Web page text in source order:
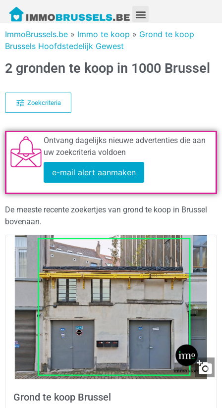
ImmoBrussels.be » Immo te koop » Grond te koop
Brussels Hoofdstedelijk Gewest
2 gronden te koop in 1000 Brussel
Zoekcriteria
Ontvang dagelijks nieuwe advertenties die aan
uw zoekcriteria voldoen
e-mail alert aanmaken
De meeste recente zoekertjes van grond te koop in Brussel
bovenaan.
Grond te koop Brussel